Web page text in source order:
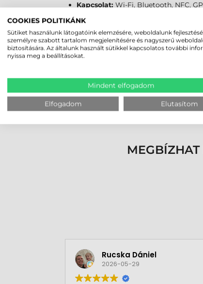
Kapcsolat: Wi-Fi, Bluetooth, NFC,
TERVEZZEN
A Honeywell EDA70 ipari tablet a kis-,
számítógépes asszisztenseként is
felhasználás esetén, hiszen az ipari
módosítani szükséges, ha nem sikerül
életciklussal is kalkulálhat a
üzemeltetésre fejlesztett. Ezeket
életciklusuk miatt az összköltség (TCO)
Rucska Dániel
2026-05-29
COOKIES POLITIKÁNK
Sütiket használunk látogatóink elemzésére, weboldalunk
személyre szabott tartalom megjelenítésére és nagyszerű
biztosítására. Az általunk használt sütikkel kapcsolatos további
nyissa meg a beállításokat.
Mindent elfogadom
Elfogadom Elutasítom